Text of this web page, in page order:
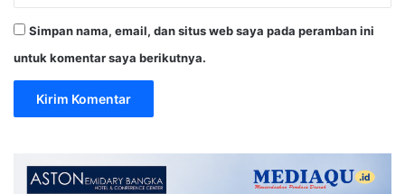
Simpan nama, email, dan situs web saya pada peramban ini
untuk komentar saya berikutnya.